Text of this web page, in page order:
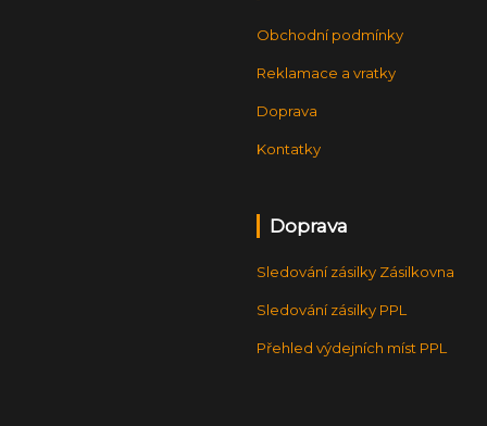
Obchodní podmínky
Reklamace a vratky
Doprava
Kontatky
Doprava
Sledování zásilky Zásilkovna
Sledování zásilky PPL
Přehled výdejních míst PPL